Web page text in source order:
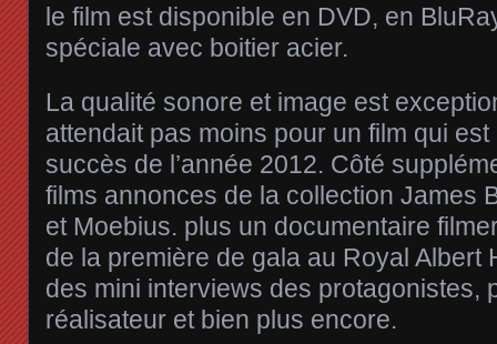
le film est disponible en DVD, en
spéciale avec boitier acier.
La qualité sonore et image est
attendait pas moins pour un film qui
succès de l’année 2012. Côté
films annonces de la collection James
et Moebius. plus un documentaire
de la première de gala au Royal Albert
des mini interviews des protagonistes,
réalisateur et bien plus encore.